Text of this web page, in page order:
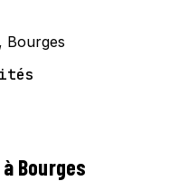
Bourges
Bourges